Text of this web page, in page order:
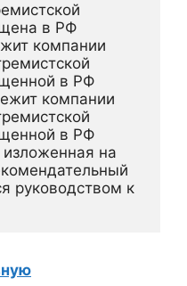
в РФ
компании
в РФ
компании
в РФ
на
руководством к